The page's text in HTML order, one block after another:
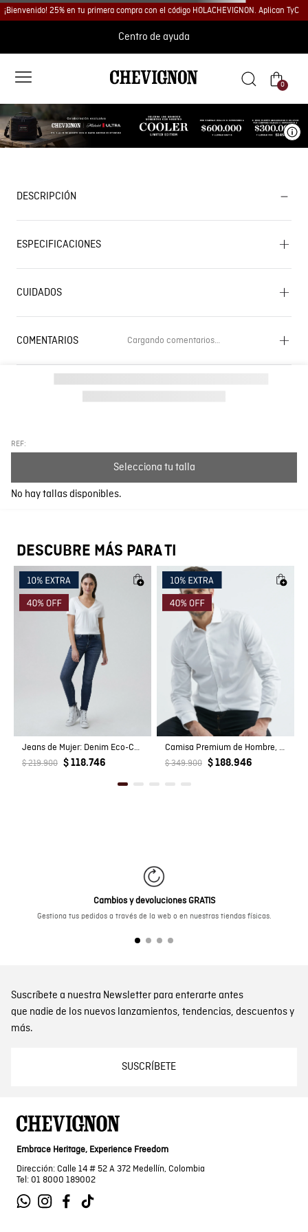
¡Bienvenido! 25% en tu primera compra con el código HOLACHEVIGNON. Aplican TyC
Centro de ayuda
0
REF:
Selecciona tu talla
No hay tallas disponibles.
DESCRIPCIÓN
ESPECIFICACIONES
CUIDADOS
COMENTARIOS Cargando comentarios…
Cargando el resumen…
Por favor, inicia sesión para escribir un comentario.
DESCUBRE MÁS PARA TI
Jeans de Mujer: Denim Eco-Confort
$ 219.900 $ 118.746
Camisa Premium de Hombre, Slim Fit Manga Larga - Tecnología Twill
$ 349.900 $ 188.946
Cambios y devoluciones GRATIS
Gestiona tus pedidos a través de la web o en nuestras tiendas físicas.
Suscríbete a nuestra Newsletter para enterarte antes
que nadie de los nuevos lanzamientos, tendencias, descuentos y
más.
SUSCRÍBETE
Embrace Heritage, Experience Freedom
Dirección: Calle 14 # 52 A 372 Medellín, Colombia
Tel: 01 8000 189002